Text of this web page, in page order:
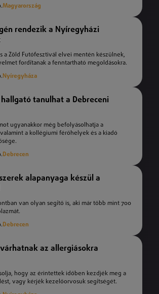
Magyarország
rendezik a Nyíregyházi
a Zöld Futófesztivál elvei mentén készülnek,
fordítanak a fenntartható megoldásokra.
Nyíregyháza
tanulhat a Debreceni
ugyanakkor még befolyásolhatja a
a kollégiumi férőhelyek és a kiadó
Debrecen
alapanyaga készül a
van olyan segítő is, aki már több mint 700
Debrecen
az allergiásokra
hogy az érintettek időben kezdjék meg a
vagy kérjék kezelőorvosuk segítségét.